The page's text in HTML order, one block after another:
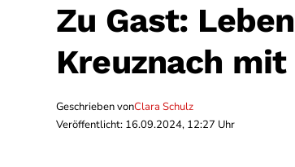
Zu Gast:
Kreuznach mit
Geschrieben vonClara Schulz
Veröffentlicht: 16.09.2024, 12:27 Uhr